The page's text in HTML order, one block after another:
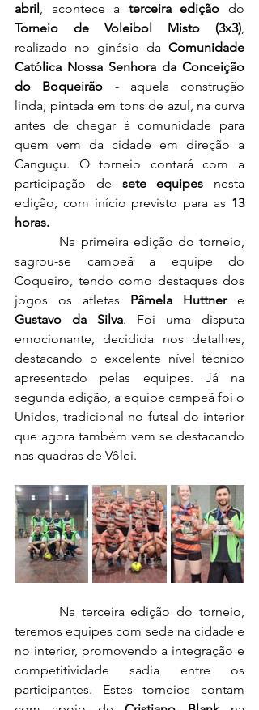
abril, acontece a terceira edição
Torneio de Voleibol Misto (3x3),
realizado no ginásio da Comunidade
Católica Nossa Senhora da Conceição
do Boqueirão - aquela construção
linda, pintada em tons de azul, na curva
antes de chegar à comunidade para
quem vem da cidade em direção a
Canguçu. O torneio contará com a
participação de sete equipes nesta
edição, com início previsto para as 13
horas.
Na primeira edição do torneio,
sagrou-se campeã a equipe do
Coqueiro, tendo como destaques dos
jogos os atletas Pâmela Huttner e
Gustavo da Silva. Foi uma disputa
emocionante, decidida nos detalhes,
destacando o excelente nível técnico
apresentado pelas equipes. Já na
segunda edição, a equipe campeã foi o
Unidos, tradicional no futsal do interior
que agora também vem se destacando
nas quadras de Vôlei.
Na terceira edição do torneio,
teremos equipes com sede na cidade e
no interior, promovendo a integração e
competitividade sadia entre os
participantes. Estes torneios contam